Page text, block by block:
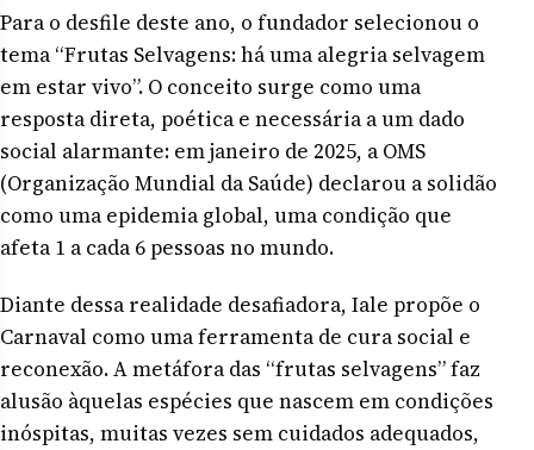
Para o desfile deste ano, o fundador selecionou o
tema “Frutas Selvagens: há uma alegria selvagem
em estar vivo”. O conceito surge como uma
resposta direta, poética e necessária a um dado
social alarmante: em janeiro de 2025, a OMS
(Organização Mundial da Saúde) declarou a solidão
como uma epidemia global, uma condição que
afeta 1 a cada 6 pessoas no mundo.
Diante dessa realidade desafiadora, Iale propõe o
Carnaval como uma ferramenta de cura social e
reconexão. A metáfora das “frutas selvagens” faz
alusão àquelas espécies que nascem em condições
inóspitas, muitas vezes sem cuidados adequados,